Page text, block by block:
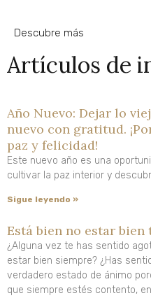
Descubre más
Artículos de
Año Nuevo: Dejar lo
nuevo con gratitud.
paz y felicidad!
Este nuevo año es una
cultivar la paz interior y
Sigue leyendo »
Está bien no estar
¿Alguna vez te has sentido
estar bien siempre? ¿Has
verdadero estado de ánimo
que siempre estés contento,